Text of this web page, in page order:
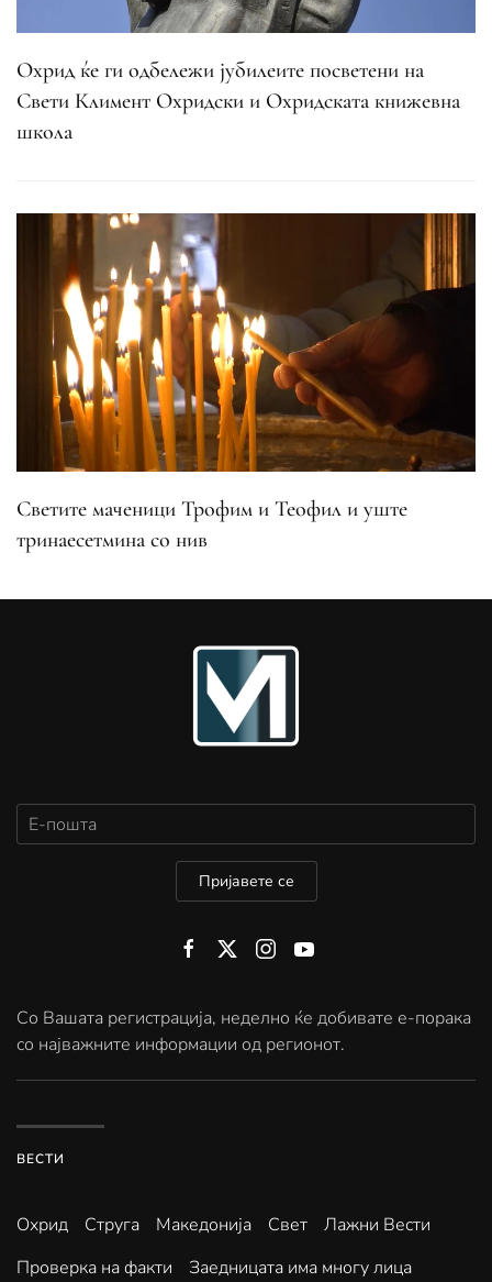
Охрид ќе ги одбележи јубилеите посветени на
Свети Климент Охридски и Охридската книжевна
школа
Светите маченици Трофим и Теофил и уште
тринаесетмина со нив
Пријавете се
Со Вашата регистрација, неделно ќе добивате е-порака
со најважните информации од регионот.
ВЕСТИ
Охрид Струга Македонија Свет
Лажни Вести
Проверка на факти
Заедницата има многу лица